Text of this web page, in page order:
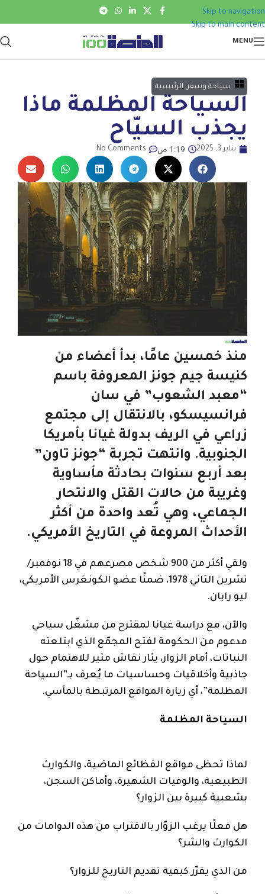
Skip to navigation
Skip to main content
MENU
سياحة وسفر الرئيسية
السياحة المظلمة ماذا
يجذب السيّاح
يناير 3, 2025 1:19 ص No Comments
منذ خمسين عامًا، بدأ أعضاء من
كنيسة جيم جونز المعروفة باسم
“معبد الشعوب” في سان
فرانسيسكو، بالانتقال إلى مجتمع
زراعي في الريف بدولة غيانا بأمريكا
الجنوبية. وانتهت تجربة “جونز تاون”
بعد أربع سنوات بحادثة مأساوية
وغريبة من حالات القتل والانتحار
الجماعي، وهي تُعد واحدة من أكثر
الأحداث المروعة في التاريخ الأمريكي.
ولقي أكثر من 900 شخص مصرعهم في 18 نوفمبر/
تشرين الثاني 1978، ضمنًا عضو الكونغرس الأمريكي،
ليو رايان.
والآن، مع دراسة غيانا لمقترح من مشغّل سياحي
مدعوم من الحكومة لفتح المجمّع الذي ابتلعته
النباتات، أمام الزوار، يثار نقاش مثير للاهتمام حول
جاذبية وأخلاقيات وحساسيات ما يُعرف بـ”السياحة
المظلمة”، أي زيارة المواقع المرتبطة بالمآسي.
السياحة المظلمة
لماذا تحظى مواقع الفظائع الماضية، والكوارث
الطبيعية، والوفيات الشهيرة، وأماكن السجن،
بشعبية كبيرة بين الزوار؟
هل فعلًا يرغب الزوّار بالاقتراب من هذه الدوامات من
الكوارث والشر؟
من الذي يقرّر كيفية تقديم التاريخ للزوار؟